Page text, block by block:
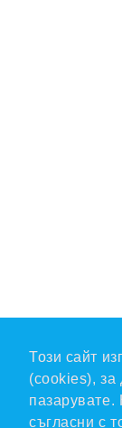
Този сайт
(cookies),
съгласни с